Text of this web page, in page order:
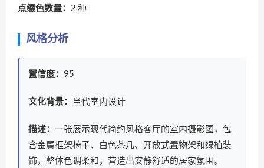
点缀色数量： 2 种
风格分析
置信度： 95
文化背景： 当代室内设计
描述： 一张展示现代简约风格客厅的室内摄影图，包
含金属框架椅子、白色茶几、开放式置物架和绿植装
饰，整体色调柔和，营造出安静舒适的居家氛围。